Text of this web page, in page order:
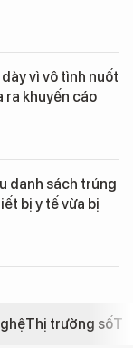
vì vô tình nuốt
ra khuyến cáo
danh sách trúng
bị y tế vừa bị
Thị trường số